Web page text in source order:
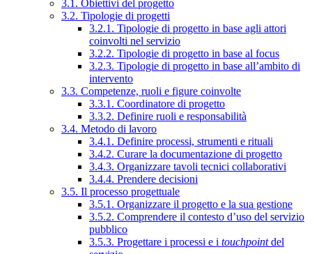
3.1. Obiettivi del progetto
3.2. Tipologie di progetti
3.2.1. Tipologie di progetto in base agli attori
coinvolti nel servizio
3.2.2. Tipologie di progetto in base al focus
3.2.3. Tipologie di progetto in base all’ambito di
intervento
3.3. Competenze, ruoli e figure coinvolte
3.3.1. Coordinatore di progetto
3.3.2. Definire ruoli e responsabilità
3.4. Metodo di lavoro
3.4.1. Definire processi, strumenti e rituali
3.4.2. Curare la documentazione di progetto
3.4.3. Organizzare tavoli tecnici collaborativi
3.4.4. Prendere decisioni
3.5. Il processo progettuale
3.5.1. Organizzare il progetto e la sua gestione
3.5.2. Comprendere il contesto d’uso del servizio
pubblico
3.5.3. Progettare i processi e i touchpointdel